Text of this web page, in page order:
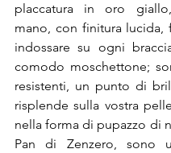
placcatura in oro
mano, con finitura lucida,
indossare su ogni
comodo moschettone;
resistenti, un punto di
risplende sulla vostra
nella forma di pupazzo di
Pan di Zenzero, sono